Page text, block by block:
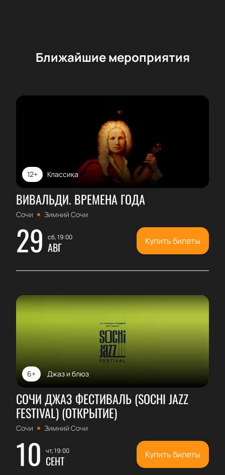
Ближайшие мероприятия
Классика
12+
ВИВАЛЬДИ. ВРЕМЕНА ГОДА
Сочи Зимний Сочи
29 сб, 19:00
АВГ Купить билеты
Джаз и блюз
6+
СОЧИ ДЖАЗ ФЕСТИВАЛЬ (SOCHI JAZZ
FESTIVAL) (ОТКРЫТИЕ)
Сочи Зимний Сочи
10 чт, 19:00
СЕНТ Купить билеты